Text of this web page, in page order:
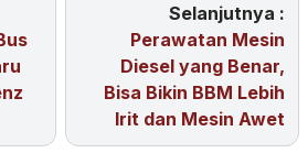
Selanjutnya :
Perawatan Mesin
Diesel yang Benar,
Bisa Bikin BBM Lebih
Irit dan Mesin Awet